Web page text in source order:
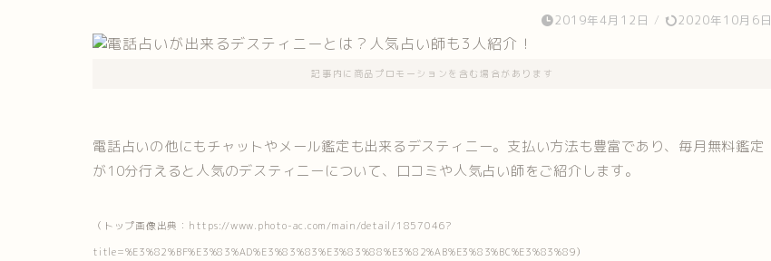
2019年4月12日 / 2020年10月6日
記事内に商品プロモーションを含む場合があります
電話占いの他にもチャットやメール鑑定も出来るデスティニー。支払い方法も豊富であり、毎月無料鑑定
が10分行えると人気のデスティニーについて、口コミや人気占い師をご紹介します。
（トップ画像出典：https://www.photo-ac.com/main/detail/1857046?
title=%E3%82%BF%E3%83%AD%E3%83%83%E3%83%88%E3%82%AB%E3%83%BC%E3%83%89）